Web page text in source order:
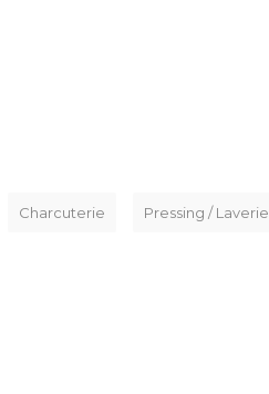
Charcuterie Pressing / Laverie